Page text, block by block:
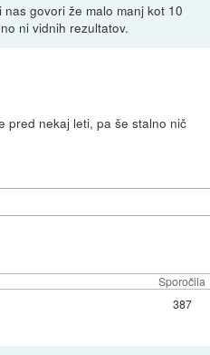
govori že malo manj kot 10
ni vidnih rezultatov.
pred nekaj leti, pa še stalno nič
Sporočila
387